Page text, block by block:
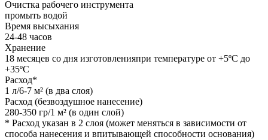
Очистка рабочего инструмента
промыть водой
Время высыхания
24-48 часов
Хранение
18 месяцев со дня изготовленияпри температуре от +5ºС до
+35ºС
Расход*
1 л/6-7 м² (в два слоя)
Расход (безвоздушное нанесение)
280-350 гр/1 м² (в один слой)
* Расход указан в 2 слоя (может меняться в зависимости от
способа нанесения и впитывающей способности основания)